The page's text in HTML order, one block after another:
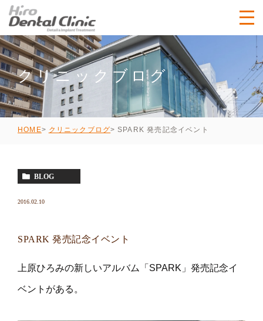
クリニックブログ
HOME クリニックブログ SPARK 発売記念イベント
BLOG
2016.02.10
SPARK 発売記念イベント
上原ひろみの新しいアルバム「SPARK」発売記念イ
ベントがある。